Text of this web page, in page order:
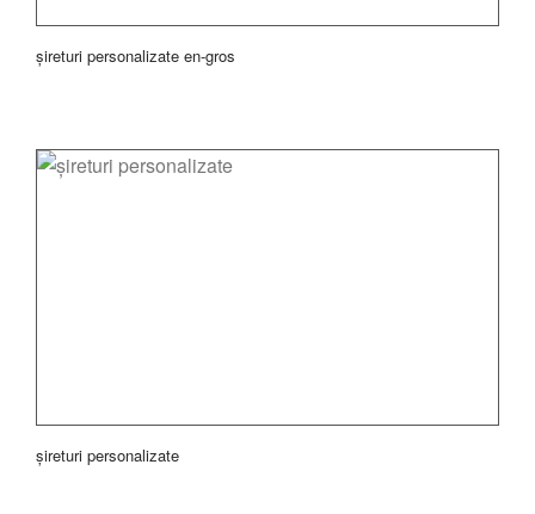
șireturi personalizate en-gros
șireturi personalizate